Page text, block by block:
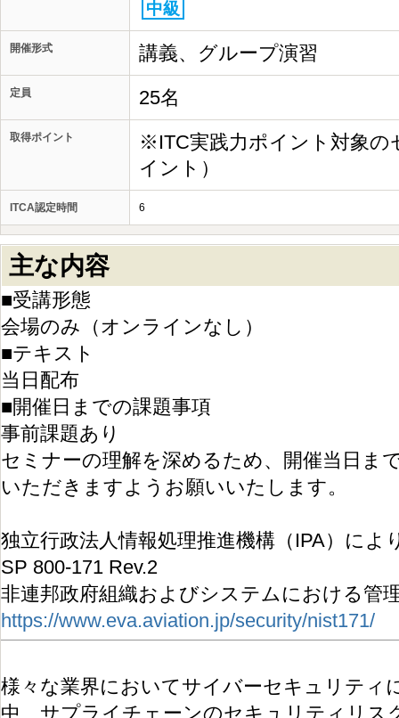
中級
開催形式 講義、グループ演習
定員 25名
取得ポイント
※ITC実践力ポイント対象の
イント）
ITCA認定時間 6
主な内容
■受講形態
会場のみ（オンラインなし）
■テキスト
当日配布
■開催日までの課題事項
事前課題あり
セミナーの理解を深めるため、開催当日ま
いただきますようお願いいたします。
独立行政法人情報処理推進機構（IPA）によ
SP 800-171 Rev.2
非連邦政府組織およびシステムにおける管
https://www.eva.aviation.jp/security/nist171/
様々な業界においてサイバーセキュリティ
中、サプライチェーンのセキュリティリス